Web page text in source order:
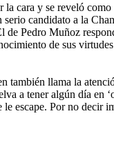
cara y se reveló
candidato a la
de Pedro Muñoz
de sus
también llama la
a tener algún día en
escape. Por no decir